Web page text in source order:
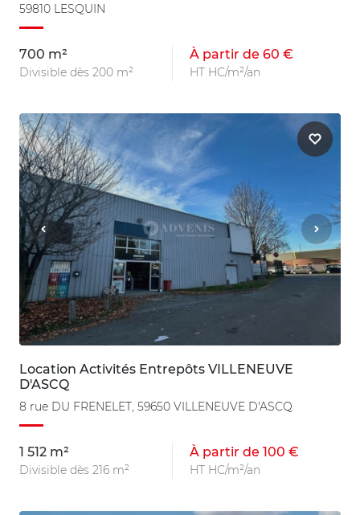
59810 LESQUIN
700 m²
Divisible dès 200 m²
À partir de 60 €
HT HC/m²/an
Location Activités Entrepôts VILLENEUVE
D'ASCQ
8 rue DU FRENELET, 59650 VILLENEUVE D'ASCQ
1 512 m²
Divisible dès 216 m²
À partir de 100 €
HT HC/m²/an